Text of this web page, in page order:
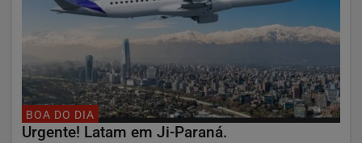
BOA DO DIA
Urgente! Latam em Ji-Paraná.